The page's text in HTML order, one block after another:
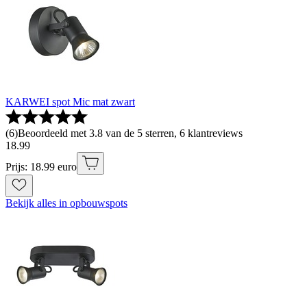
KARWEI spot Mic mat zwart
(6)Beoordeeld met 3.8 van de 5 sterren, 6 klantreviews
18.99
Prijs: 18.99 euro
Bekijk alles in opbouwspots